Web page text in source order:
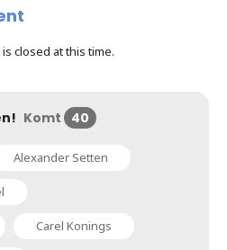
is closed at this time.
Komt 40
Alexander Setten
Carel Konings